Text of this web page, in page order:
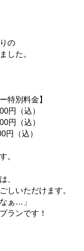
の
した。
別料金】
円（込）
（込）
（込）
。
、
しいただけます。
ぁ…」
ランです！